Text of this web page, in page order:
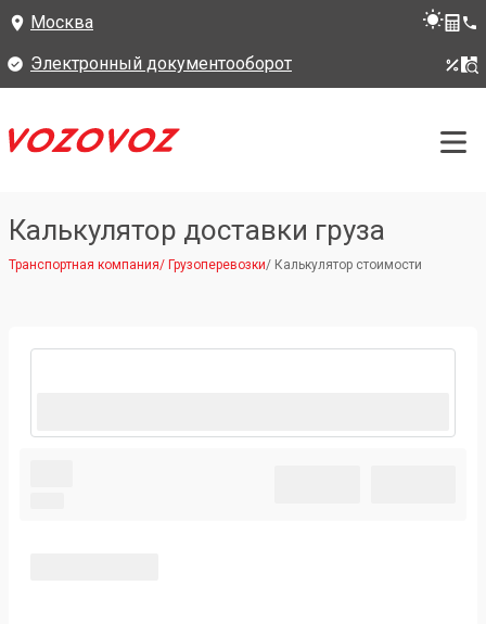
Москва
Электронный документооборот
Калькулятор доставки груза
Транспортная компания/ Грузоперевозки/ Калькулятор стоимости